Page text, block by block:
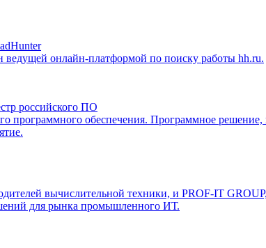
ведущей онлайн-платформой по поиску работы hh.ru.
российского ПО
программного обеспечения. Программное
вычислительной техники, и PROF-IT
для рынка промышленного ИТ.